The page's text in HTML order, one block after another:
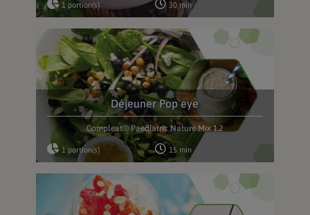
1 portion(s) 30 min
Déjeuner Pop eye
Compleat® Paediatric Nature Mix 1.2
1 portion(s) 15 min